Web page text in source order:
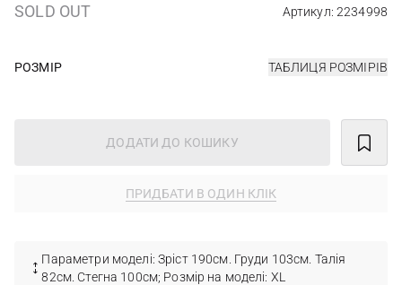
SOLD OUT Артикул: 2234998
РОЗМІР ТАБЛИЦЯ РОЗМІРІВ
ДОДАТИ ДО КОШИКУ
ПРИДБАТИ В ОДИН КЛІК
Параметри моделі: Зріст 190см. Груди 103см. Талія
82см. Стегна 100см; Розмір на моделі: XL